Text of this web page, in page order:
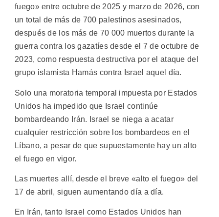
fuego» entre octubre de 2025 y marzo de 2026, con
un total de más de 700 palestinos asesinados,
después de los más de 70 000 muertos durante la
guerra contra los gazatíes desde el 7 de octubre de
2023, como respuesta destructiva por el ataque del
grupo islamista Hamás contra Israel aquel día.
Solo una moratoria temporal impuesta por Estados
Unidos ha impedido que Israel continúe
bombardeando Irán. Israel se niega a acatar
cualquier restricción sobre los bombardeos en el
Líbano, a pesar de que supuestamente hay un alto
el fuego en vigor.
Las muertes allí, desde el breve «alto el fuego» del
17 de abril, siguen aumentando día a día.
En Irán, tanto Israel como Estados Unidos han